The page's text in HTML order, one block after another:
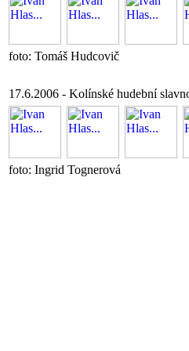
foto: Tomáš Hudcovič
17.6.2006 - Kolínské hudební
foto: Ingrid Tognerová